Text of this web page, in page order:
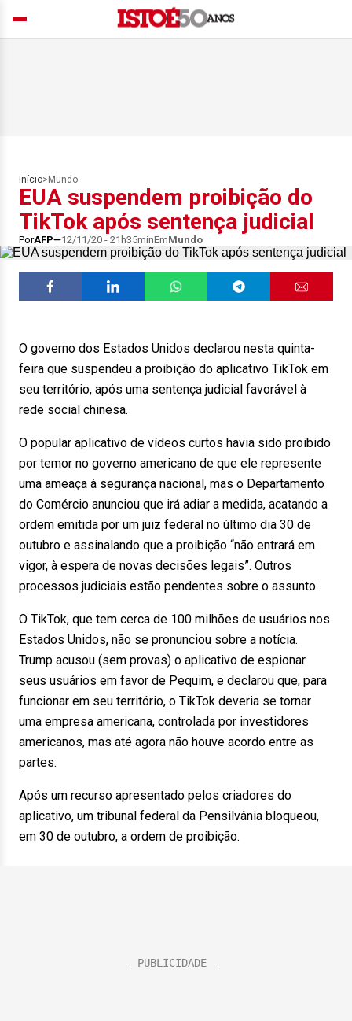
Início> Mundo
EUA suspendem proibição do
TikTok após sentença judicial
PorAFP 12/11/20 - 21h35minEmMundo
O governo dos Estados Unidos declarou nesta quinta-
feira que suspendeu a proibição do aplicativo TikTok em
seu território, após uma sentença judicial favorável à
rede social chinesa.
O popular aplicativo de vídeos curtos havia sido proibido
por temor no governo americano de que ele represente
uma ameaça à segurança nacional, mas o Departamento
do Comércio anunciou que irá adiar a medida, acatando a
ordem emitida por um juiz federal no último dia 30 de
outubro e assinalando que a proibição “não entrará em
vigor, à espera de novas decisões legais”. Outros
processos judiciais estão pendentes sobre o assunto.
O TikTok, que tem cerca de 100 milhões de usuários nos
Estados Unidos, não se pronunciou sobre a notícia.
Trump acusou (sem provas) o aplicativo de espionar
seus usuários em favor de Pequim, e declarou que, para
funcionar em seu território, o TikTok deveria se tornar
uma empresa americana, controlada por investidores
americanos, mas até agora não houve acordo entre as
partes.
Após um recurso apresentado pelos criadores do
aplicativo, um tribunal federal da Pensilvânia bloqueou,
em 30 de outubro, a ordem de proibição.